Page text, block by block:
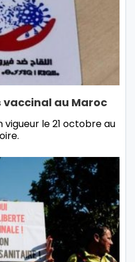
au Maroc
le 21 octobre au